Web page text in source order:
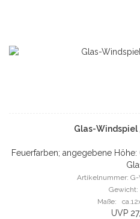
Glas-Windspiel
Feuerfarben; angegebene
Artikelnummer: G-
Gewicht:
Maße:
UVP